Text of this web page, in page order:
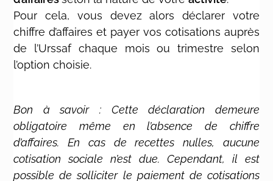
Pour cela, vous devez alors déclarer votre
chiffre d’affaires et payer vos cotisations auprès
de l’Urssaf chaque mois ou trimestre selon
l’option choisie.
Bon à savoir : Cette déclaration demeure
obligatoire même en l’absence de chiffre
d’affaires. En cas de recettes nulles, aucune
cotisation sociale n’est due. Cependant, il est
possible de solliciter le paiement de cotisations